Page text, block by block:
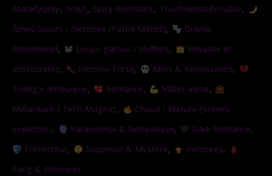
MorallyGrey, Smut, Spicy Romance, TouchHerAndYouDie,
Âmes Sœurs / Destinée (Fated Mates),
Drame
Émotionnel, Loups-garous / Shifters,
Royauté et
aristocrates, Héroïne Forte, Mort & Renaissance,
Triangle amoureux, Romance, Mâles alpha,
Milliardaire / Tech-Magnat,
Chaud / Mature (Scènes
explicites), Paranormal & fantastique, Dark Romance,
Protecteur, Suspense & Mystère, Vampires,
Sang & Morsures